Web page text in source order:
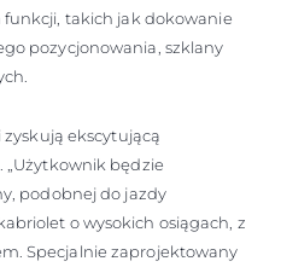
takich jak dokowanie
pozycjonowania, szklany
zyskują ekscytującą
„Użytkownik będzie
podobnej do jazdy
o wysokich osiągach, z
Specjalnie zaprojektowany